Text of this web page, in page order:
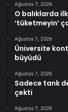
Ağustos 7, 2026
O balıklarda
‘tüketmeyin’
Ağustos 7, 2026
Üniversite
büyüdü
Ağustos 7, 2026
Sadece tank
çekti
Ağustos 7, 2026